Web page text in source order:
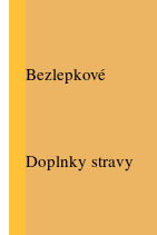
Bezlepkové
Doplnky stravy